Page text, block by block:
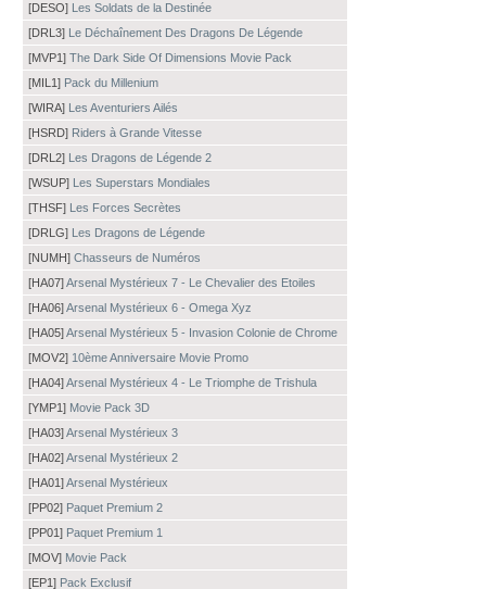
[DESO] Les Soldats de la Destinée
[DRL3] Le Déchaînement Des Dragons De Légende
[MVP1] The Dark Side Of Dimensions Movie Pack
[MIL1] Pack du Millenium
[WIRA] Les Aventuriers Ailés
[HSRD] Riders à Grande Vitesse
[DRL2] Les Dragons de Légende 2
[WSUP] Les Superstars Mondiales
[THSF] Les Forces Secrètes
[DRLG] Les Dragons de Légende
[NUMH] Chasseurs de Numéros
[HA07]Arsenal Mystérieux 7 - Le Chevalier des Etoiles
[HA06]Arsenal Mystérieux 6 - Omega Xyz
[HA05]Arsenal Mystérieux 5 - Invasion Colonie de Chrome
[MOV2] 10ème Anniversaire Movie Promo
[HA04]Arsenal Mystérieux 4 - Le Triomphe de Trishula
[YMP1] Movie Pack 3D
[HA03]Arsenal Mystérieux 3
[HA02]Arsenal Mystérieux 2
[HA01]Arsenal Mystérieux
[PP02] Paquet Premium 2
[PP01] Paquet Premium 1
[MOV] Movie Pack
[EP1] Pack Exclusif